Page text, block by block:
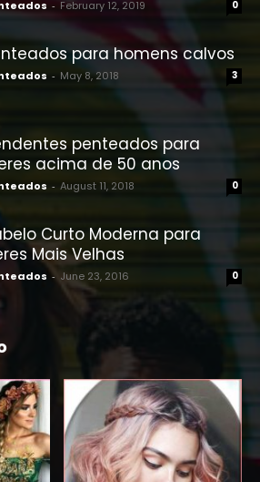
- February 12, 2019 0
para homens calvos
- May 8, 2018 3
penteados para
acima de 50 anos
- August 11, 2018 0
Curto Moderna para
Mais Velhas
- June 23, 2016 0